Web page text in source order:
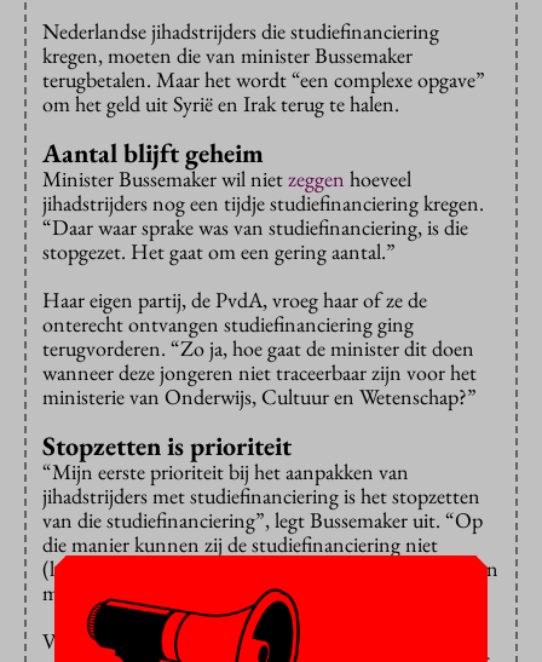
Nederlandse jihadstrijders die studiefinanciering
kregen, moeten die van minister Bussemaker
terugbetalen. Maar het wordt “een complexe opgave”
om het geld uit Syrië en Irak terug te halen.
Aantal blijft geheim
Minister Bussemaker wil nietzeggen hoeveel
jihadstrijders nog een tijdje studiefinanciering kregen.
“Daar waar sprake was van studiefinanciering, is die
stopgezet. Het gaat om een gering aantal.”
Haar eigen partij, de PvdA, vroeg haar of ze de
onterecht ontvangen studiefinanciering ging
terugvorderen. “Zo ja, hoe gaat de minister dit doen
wanneer deze jongeren niet traceerbaar zijn voor het
ministerie van Onderwijs, Cultuur en Wetenschap?”
Stopzetten is prioriteit
“Mijn eerste prioriteit bij het aanpakken van
jihadstrijders met studiefinanciering is het stopzetten
van die studiefinanciering”, legt Bussemaker uit. “Op
die manier kunnen zij de studiefinanciering niet
(langer) inzetten voor doeleinden die te maken hebben
met de strijd die zij voeren.”
Verder heeft de Dienst Uitvoering Onderwijs een